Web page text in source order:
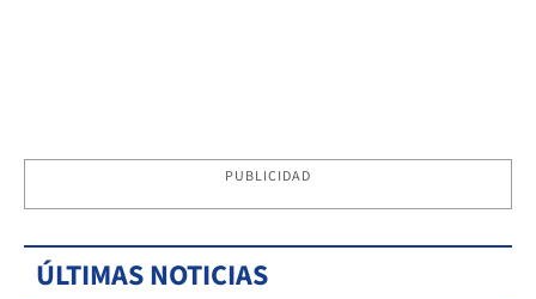
PUBLICIDAD
ÚLTIMAS NOTICIAS